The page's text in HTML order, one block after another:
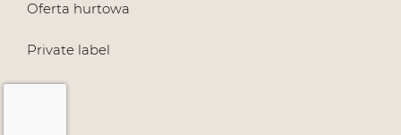
Oferta hurtowa
Private label